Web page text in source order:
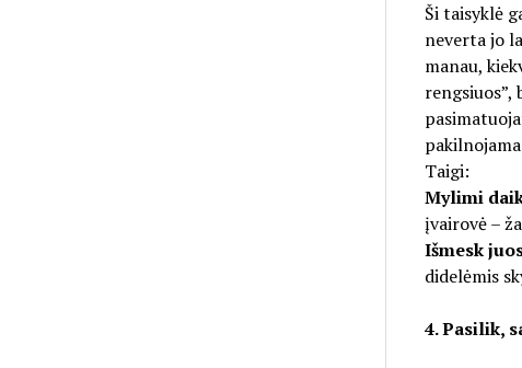
Ši taisyklė
neverta jo
manau,
Taigi:
Mylimi
įvairovė –
Išmesk
didelėmis
4. Pasilik,